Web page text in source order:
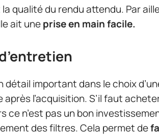
qualité du rendu attendu. Par
ait uneprise en main facile.
détail important dans le choix
après l’acquisition. S’il faut
ce n’est pas un bon
des filtres. Cela permet de